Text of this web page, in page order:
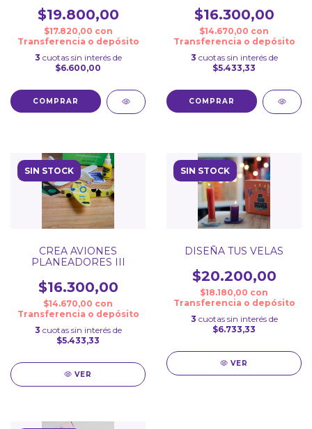
$19.800,00
$17.820,00 con
Transferencia o depósito
3 cuotas sin interés de
$6.600,00
$16.300,00
$14.670,00 con
Transferencia o depósito
3 cuotas sin interés de
$5.433,33
SIN STOCK
CREA AVIONES
PLANEADORES III
$16.300,00
$14.670,00 con
Transferencia o depósito
3 cuotas sin interés de
$5.433,33
VER
SIN STOCK
DISEÑA TUS VELAS
$20.200,00
$18.180,00 con
Transferencia o depósito
3 cuotas sin interés de
$6.733,33
VER